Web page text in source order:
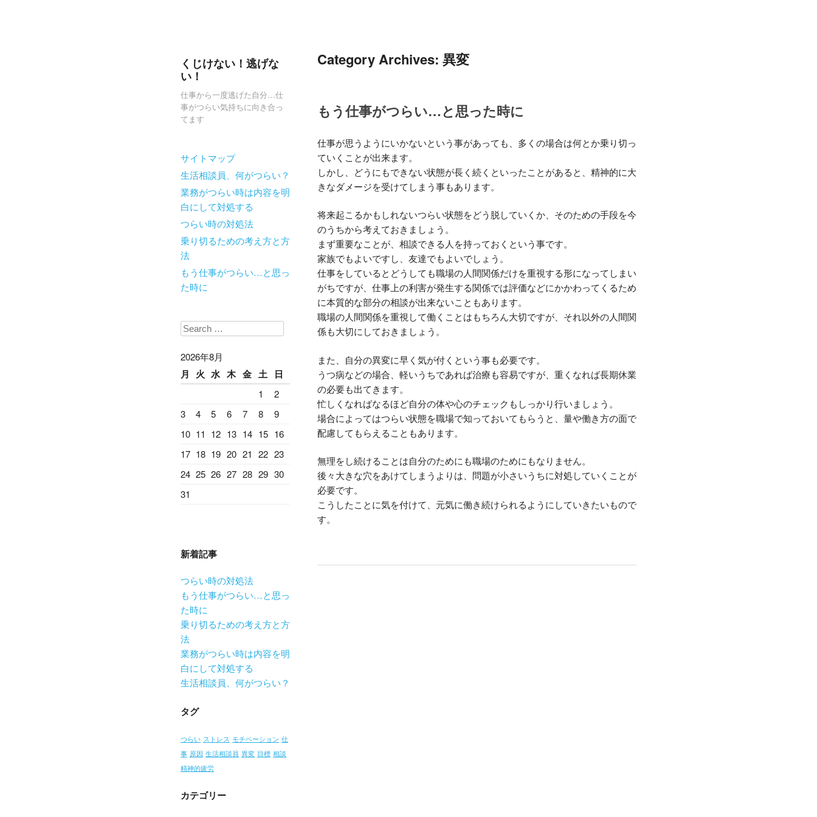
くじけない！逃げな
い！
仕事から一度逃げた自分…仕
事がつらい気持ちに向き合っ
てます
Menu
Skip to content
サイトマップ
生活相談員、何がつらい？
業務がつらい時は内容を明
白にして対処する
つらい時の対処法
乗り切るための考え方と方
法
もう仕事がつらい…と思っ
た時に
Category Archives: 異変
もう仕事がつらい…と思った時に
仕事が思うようにいかないという事があっても、多くの場合は何とか乗り切っ
ていくことが出来ます。
しかし、どうにもできない状態が長く続くといったことがあると、精神的に大
きなダメージを受けてしまう事もあります。
将来起こるかもしれないつらい状態をどう脱していくか、そのための手段を今
のうちから考えておきましょう。
まず重要なことが、相談できる人を持っておくという事です。
家族でもよいですし、友達でもよいでしょう。
仕事をしているとどうしても職場の人間関係だけを重視する形になってしまい
がちですが、仕事上の利害が発生する関係では評価などにかかわってくるため
に本質的な部分の相談が出来ないこともあります。
職場の人間関係を重視して働くことはもちろん大切ですが、それ以外の人間関
係も大切にしておきましょう。
また、自分の異変に早く気が付くという事も必要です。
うつ病などの場合、軽いうちであれば治療も容易ですが、重くなれば長期休業
の必要も出てきます。
忙しくなればなるほど自分の体や心のチェックもしっかり行いましょう。
場合によってはつらい状態を職場で知っておいてもらうと、量や働き方の面で
配慮してもらえることもあります。
無理をし続けることは自分のためにも職場のためにもなりません。
後々大きな穴をあけてしまうよりは、問題が小さいうちに対処していくことが
必要です。
こうしたことに気を付けて、元気に働き続けられるようにしていきたいもので
す。
Search
2026年8月
月 火 水 木 金 土 日
1
2
3
4 5 6 7 8
9
10 11 12 13 14 15 16
17 18 19 20 21 22 23
24 25 26 27 28 29 30
31
新着記事
つらい時の対処法
もう仕事がつらい…と思っ
た時に
乗り切るための考え方と方
法
業務がつらい時は内容を明
白にして対処する
生活相談員、何がつらい？
タグ
つらい ストレス モチベーション 仕
事 原因 生活相談員 異変 目標 相談
精神的疲労
カテゴリー